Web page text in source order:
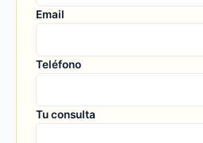
Email
Teléfono
Tu consulta